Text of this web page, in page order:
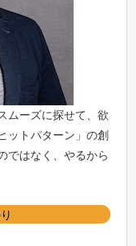
ムーズに探せて、欲
ットパターン 」の創
ではなく、やるから